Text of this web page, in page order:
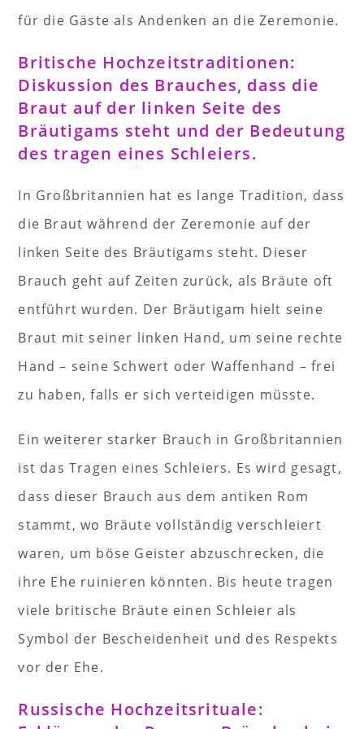
für die Gäste als Andenken an die Zeremonie.
Britische Hochzeitstraditionen:
Diskussion des Brauches, dass die
Braut auf der linken Seite des
Bräutigams steht und der Bedeutung
des tragen eines Schleiers.
In Großbritannien hat es lange Tradition, dass
die Braut während der Zeremonie auf der
linken Seite des Bräutigams steht. Dieser
Brauch geht auf Zeiten zurück, als Bräute oft
entführt wurden. Der Bräutigam hielt seine
Braut mit seiner linken Hand, um seine rechte
Hand – seine Schwert oder Waffenhand – frei
zu haben, falls er sich verteidigen müsste.
Ein weiterer starker Brauch in Großbritannien
ist das Tragen eines Schleiers. Es wird gesagt,
dass dieser Brauch aus dem antiken Rom
stammt, wo Bräute vollständig verschleiert
waren, um böse Geister abzuschrecken, die
ihre Ehe ruinieren könnten. Bis heute tragen
viele britische Bräute einen Schleier als
Symbol der Bescheidenheit und des Respekts
vor der Ehe.
Russische Hochzeitsrituale: